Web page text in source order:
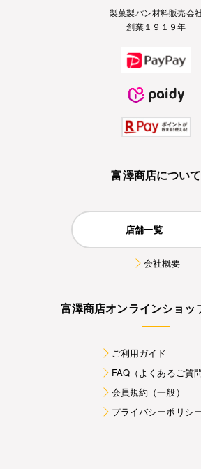
製菓製パン材料販売会
創業１９１９年
富澤商店について
店舗一覧
会社概要
富澤商店オンラインショッ
ご利用ガイド
FAQ（よくあるご質問
会員規約（一般）
プライバシーポリシ